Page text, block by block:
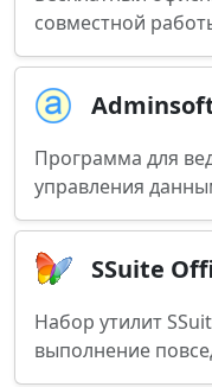
совместной
Программа для
управления
SSuite
Набор утилит
выполнение